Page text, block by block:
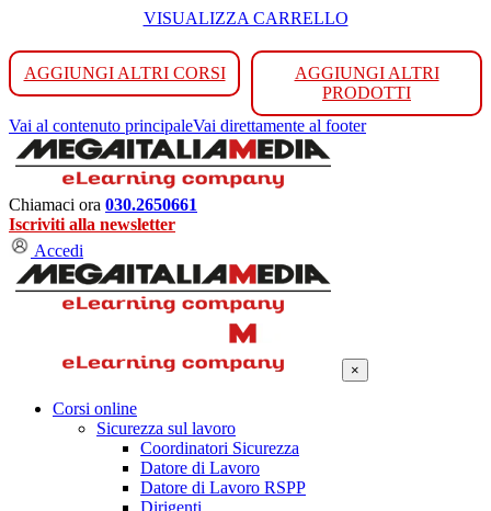
VISUALIZZA CARRELLO
AGGIUNGI ALTRI CORSI
AGGIUNGI ALTRI
PRODOTTI
Vai al contenuto principaleVai direttamente al footer
Chiamaci ora 030.2650661
Iscriviti alla newsletter
Accedi
×
Corsi online
Sicurezza sul lavoro
Coordinatori Sicurezza
Datore di Lavoro
Datore di Lavoro RSPP
Dirigenti